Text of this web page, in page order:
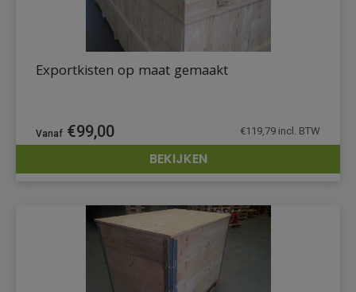
DETAILS
Exportkisten op maat gemaakt
€99,00 €119,79 incl. BTW
BEKIJKEN